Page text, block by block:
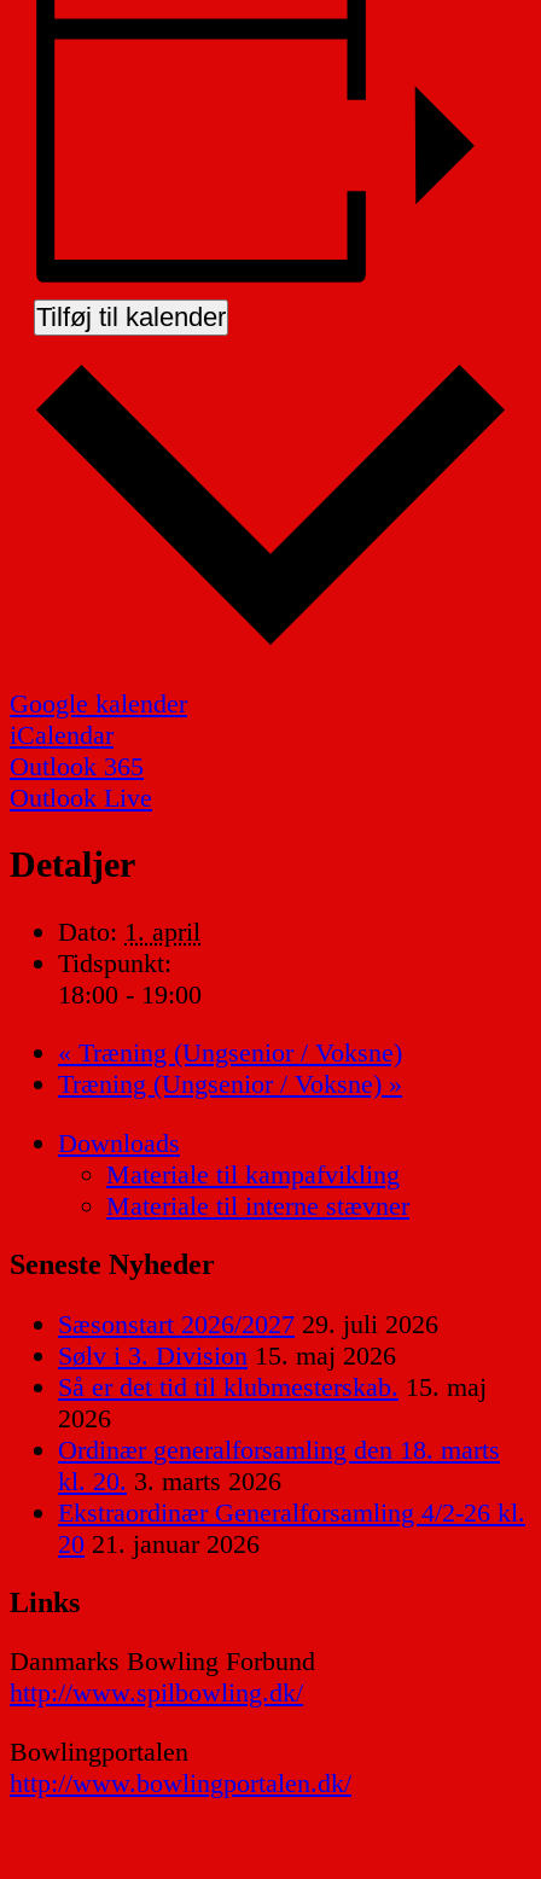
Tilføj til kalender
Google kalender
iCalendar
Outlook 365
Outlook Live
Detaljer
Dato: 1. april
Tidspunkt:
18:00 - 19:00
« Træning (Ungsenior / Voksne)
Træning (Ungsenior / Voksne) »
Downloads
Materiale til kampafvikling
Materiale til interne stævner
Seneste Nyheder
Sæsonstart 2026/2027 29. juli 2026
Sølv i 3. Division 15. maj 2026
Så er det tid til klubmesterskab. 15. maj
2026
Ordinær generalforsamling den 18. marts
kl. 20. 3. marts 2026
Ekstraordinær Generalforsamling 4/2-26 kl.
20 21. januar 2026
Links
Danmarks Bowling Forbund
http://www.spilbowling.dk/
Bowlingportalen
http://www.bowlingportalen.dk/